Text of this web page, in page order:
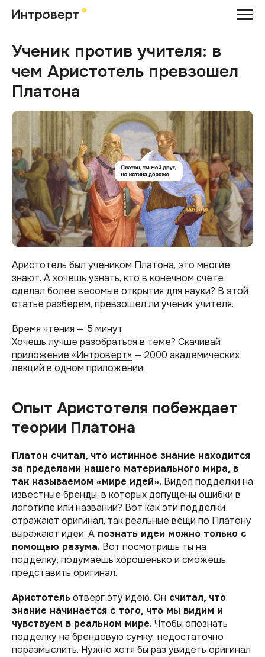
Ученик против учителя: в
чем Аристотель превзошел
Платона
Аристотель был учеником Платона, это многие
знают. А хочешь узнать, кто в конечном счете
сделал более весомые открытия для науки? В этой
статье разберем, превзошел ли ученик учителя.
Время чтения — 5 минут
Хочешь лучше разобраться в теме? Скачивай
приложение «Интроверт» — 2000 академических
лекций в одном приложении
Опыт Аристотеля побеждает
теории Платона
Платон считал, что истинное знание находится
за пределами нашего материального мира, в
так называемом «‎мире идей»‎. Видел подделки на
известные бренды, в которых допущены ошибки в
логотипе или названии? Вот как эти подделки
отражают оригинал, так реальные вещи по Платону
выражают идеи. А познать идеи можно только с
помощью разума. Вот посмотришь ты на
подделку, подумаешь хорошенько и сможешь
представить оригинал.
Аристотельотверг эту идею. Он считал, что
знание начинается с того, что мы видим и
чувствуем в реальном мире.Чтобы опознать
подделку на брендовую сумку, недостаточно
поразмыслить. Нужно хотя бы раз увидеть оригинал